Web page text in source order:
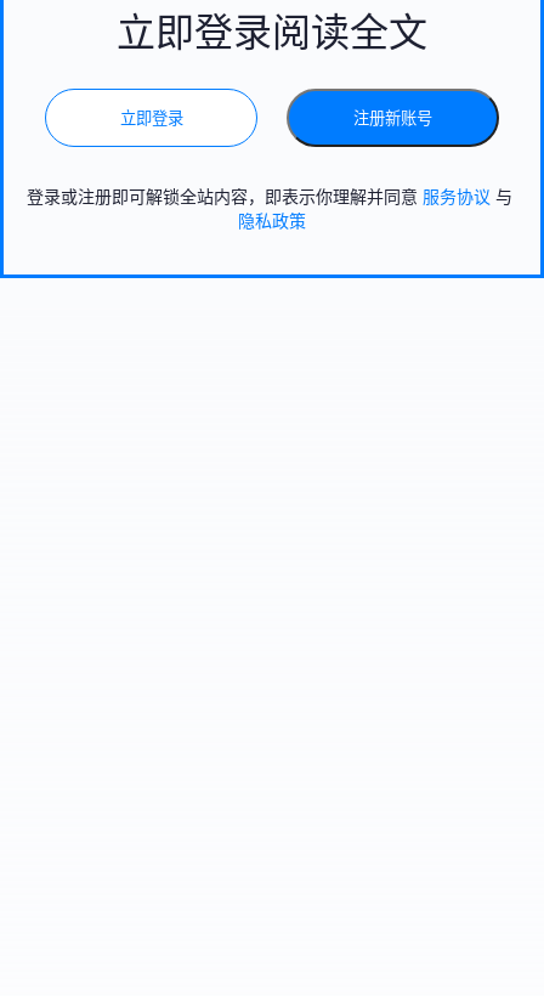
立即登录阅读全文
立即登录 注册新账号
登录或注册即可解锁全站内容，即表示你理解并同意 服务协议 与
隐私政策